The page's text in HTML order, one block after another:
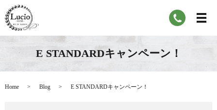
E STANDARDキャンペーン！
Home Blog E STANDARDキャンペーン！